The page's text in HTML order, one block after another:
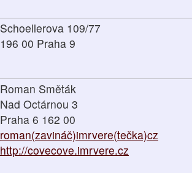
Schoellerova 109/77
196 00 Praha 9
Roman Směták
Nad Octárnou 3
Praha 6 162 00
roman(zavináč)imrvere(tečka)cz
http://covecove.imrvere.cz